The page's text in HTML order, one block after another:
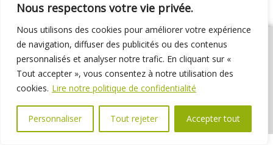
Nous respectons votre vie privée.
Nous utilisons des cookies pour améliorer votre expérience
de navigation, diffuser des publicités ou des contenus
personnalisés et analyser notre trafic. En cliquant sur «
Tout accepter », vous consentez à notre utilisation des
cookies. Lire notre politique de confidentialité
Personnaliser Tout rejeter Accepter tout
01 69 31 72 10 01 69 31 37 31
Nous contacter
Espace élus
Marchés publics Délibérations